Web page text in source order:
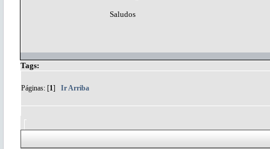
Saludos
Tags:
Páginas: [1] Ir Arriba